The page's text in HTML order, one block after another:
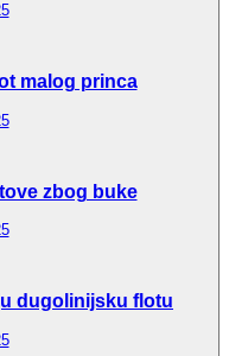
malog princa
zbog buke
dugolinijsku flotu